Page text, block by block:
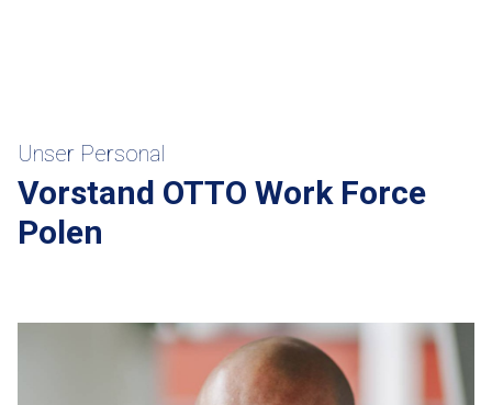
Unser Personal
Vorstand OTTO Work Force
Polen